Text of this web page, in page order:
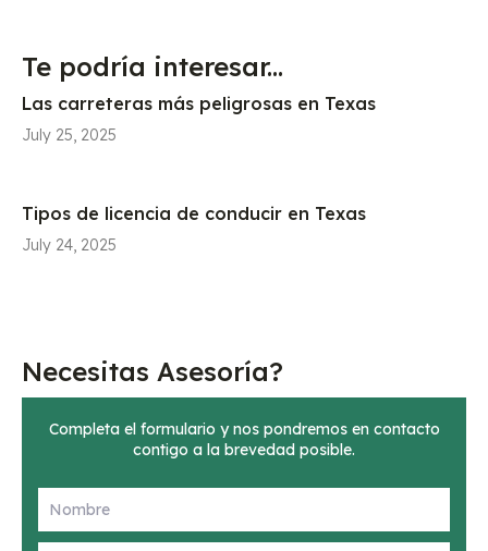
Te podría interesar...
Las carreteras más peligrosas en Texas
July 25, 2025
Tipos de licencia de conducir en Texas
July 24, 2025
Necesitas Asesoría?
Completa el formulario y nos pondremos en contacto
contigo a la brevedad posible.